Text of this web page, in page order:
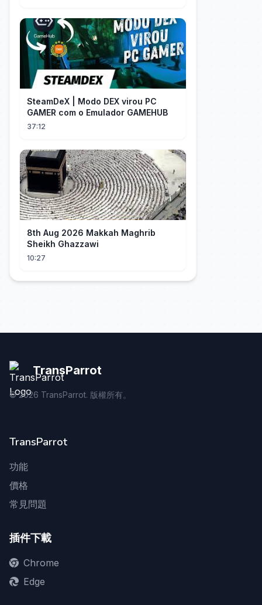
SteamDeX | Modo DEX virou PC
GAMER com o Emulador GAMEHUB
37:12
8th Aug 2026 Makkah Maghrib
Sheikh Ghazzawi
10:27
TransParrot
©2026 TransParrot. 版權所有。
TransParrot
功能
價格
常見問題
插件下載
Chrome
Edge